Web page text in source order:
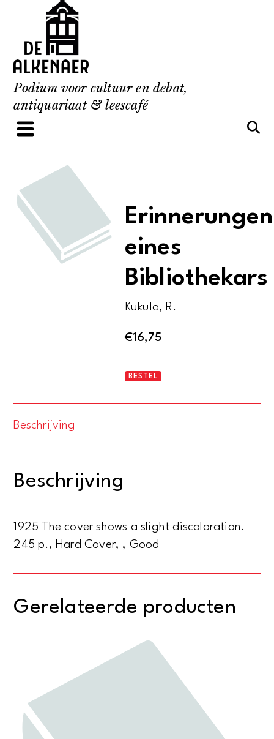
content
Podium voor cultuur en debat,
antiquariaat & leescafé
Erinnerungen
eines
Bibliothekars
Kukula, R.
€16,75
Erinnerungen
BESTEL
Beschrijving
Beschrijving
1925 The cover shows a slight discoloration.
245 p., Hard Cover, , Good
Gerelateerde producten